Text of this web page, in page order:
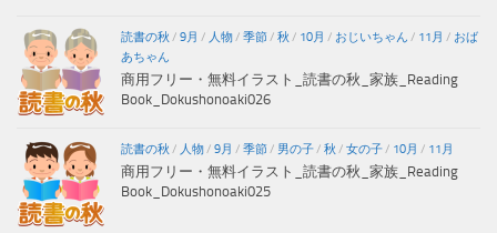
読書の秋 / 9月 / 人物/ 季節/ 秋 / 10月 / おじいちゃん / 11月 / おば
あちゃん
商用フリー・無料イラスト_読書の秋_家族_Reading
Book_Dokushonoaki026
読書の秋 / 人物/ 9月 / 季節/ 男の子/ 秋 / 女の子/ 10月 / 11月
商用フリー・無料イラスト_読書の秋_家族_Reading
Book_Dokushonoaki025